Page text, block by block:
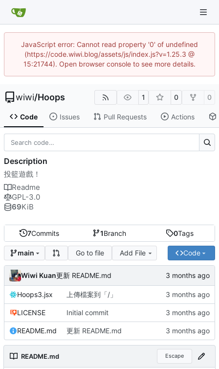
JavaScript error: Cannot read property '0' of undefined
(https://code.wiwi.blog/assets/js/index.js?v=1.25.3 @
15:21744). Open browser console to see more details.
wiwi/Hoops 1 0 0
Code Issues Pull Requests Actions
7Commits 1Branch 0Tags
main Go to file Add File Code
Wiwi Kuan更新 README.md
Hoops3.jsx 上傳檔案到「/」
LICENSE Initial commit
README.md 更新 README.md
README.md Escape
Description
投籃遊戲！
Readme
GPL-3.0
69KiB